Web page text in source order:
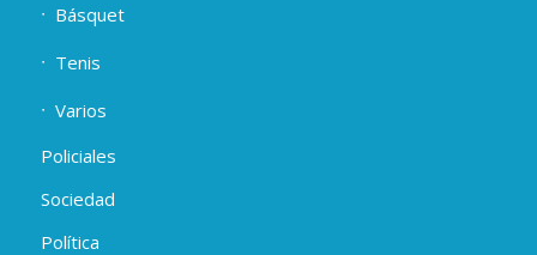
Básquet
Tenis
Varios
Policiales
Sociedad
Política